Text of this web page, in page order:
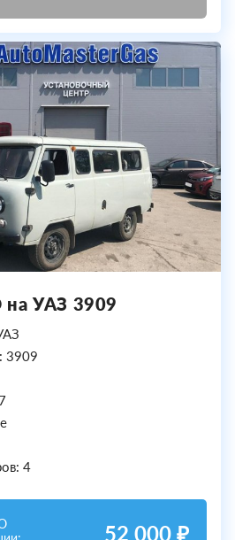
на УАЗ 3909
3909
4
52 000 ₽